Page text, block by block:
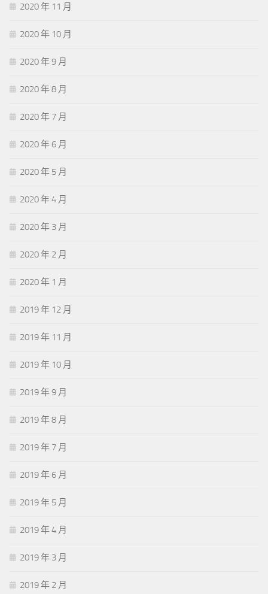
2020 年 11 月
2020 年 10 月
2020 年 9 月
2020 年 8 月
2020 年 7 月
2020 年 6 月
2020 年 5 月
2020 年 4 月
2020 年 3 月
2020 年 2 月
2020 年 1 月
2019 年 12 月
2019 年 11 月
2019 年 10 月
2019 年 9 月
2019 年 8 月
2019 年 7 月
2019 年 6 月
2019 年 5 月
2019 年 4 月
2019 年 3 月
2019 年 2 月